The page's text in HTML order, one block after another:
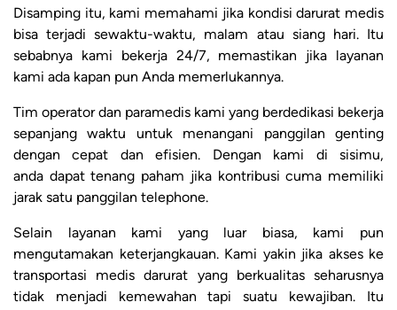
Disamping itu, kami memahami jika kondisi darurat medis
bisa terjadi sewaktu-waktu, malam atau siang hari. Itu
sebabnya kami bekerja 24/7, memastikan jika layanan
kami ada kapan pun Anda memerlukannya.
Tim operator dan paramedis kami yang berdedikasi bekerja
sepanjang waktu untuk menangani panggilan genting
dengan cepat dan efisien. Dengan kami di sisimu,
anda dapat tenang paham jika kontribusi cuma memiliki
jarak satu panggilan telephone.
Selain layanan kami yang luar biasa, kami pun
mengutamakan keterjangkauan. Kami yakin jika akses ke
transportasi medis darurat yang berkualitas seharusnya
tidak menjadi kemewahan tapi suatu kewajiban. Itu